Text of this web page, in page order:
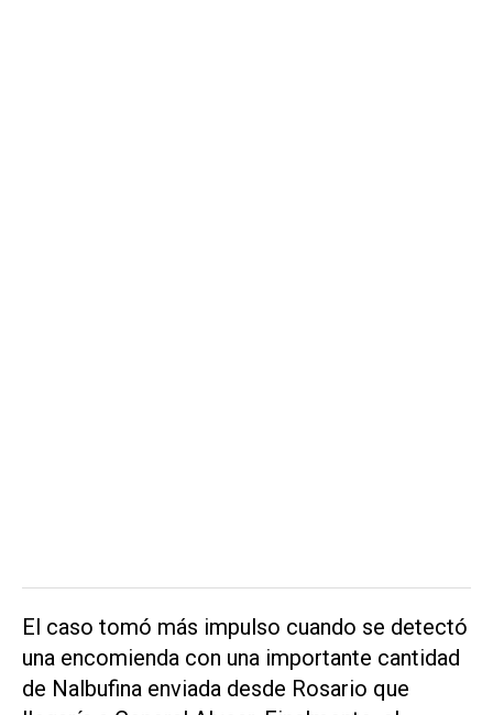
El caso tomó más impulso cuando se detectó
una encomienda con una importante cantidad
de Nalbufina enviada desde Rosario que